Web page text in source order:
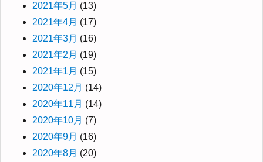
2021年5月 (13)
2021年4月 (17)
2021年3月 (16)
2021年2月 (19)
2021年1月 (15)
2020年12月 (14)
2020年11月 (14)
2020年10月 (7)
2020年9月 (16)
2020年8月 (20)